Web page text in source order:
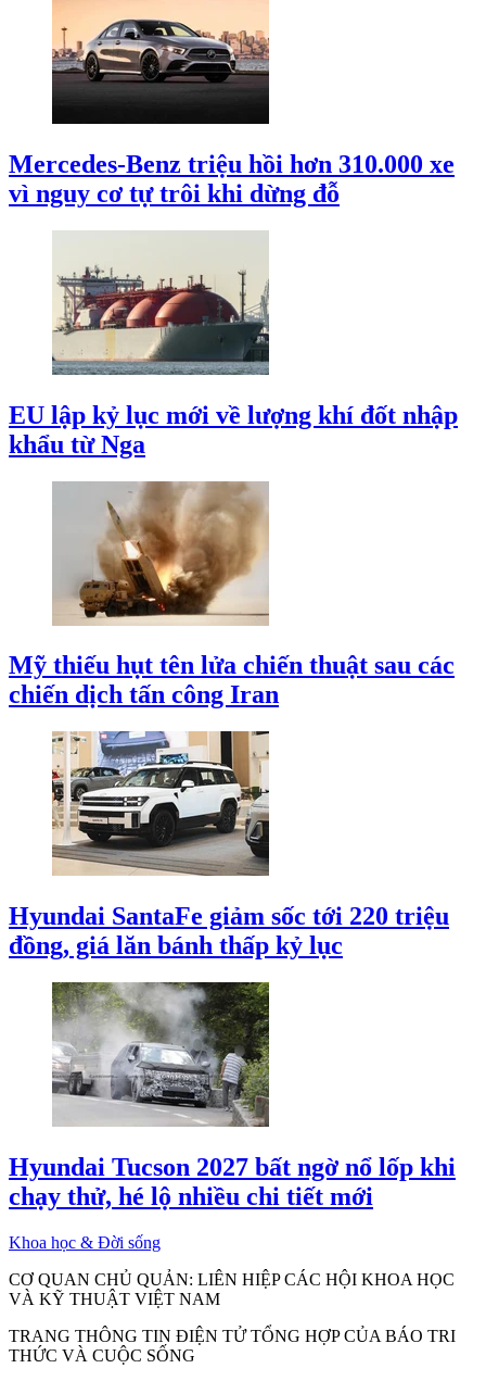
Mercedes-Benz triệu hồi hơn 310.000 xe
vì nguy cơ tự trôi khi dừng đỗ
EU lập kỷ lục mới về lượng khí đốt nhập
khẩu từ Nga
Mỹ thiếu hụt tên lửa chiến thuật sau các
chiến dịch tấn công Iran
Hyundai SantaFe giảm sốc tới 220 triệu
đồng, giá lăn bánh thấp kỷ lục
Hyundai Tucson 2027 bất ngờ nổ lốp khi
chạy thử, hé lộ nhiều chi tiết mới
Khoa học & Đời sống
CƠ QUAN CHỦ QUẢN: LIÊN HIỆP CÁC HỘI KHOA HỌC
VÀ KỸ THUẬT VIỆT NAM
TRANG THÔNG TIN ĐIỆN TỬ TỔNG HỢP CỦA BÁO TRI
THỨC VÀ CUỘC SỐNG